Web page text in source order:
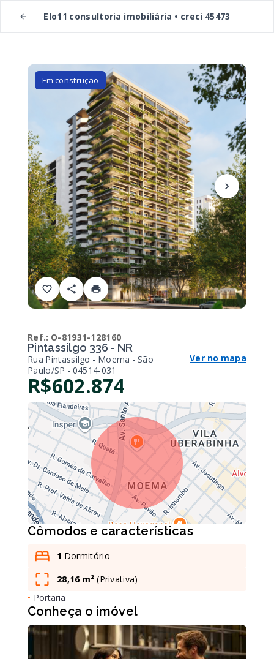
Elo11 consultoria imobiliária • creci 45473
Em construção
Ref.: O-81931-128160
Pintassilgo 336 - NR
Rua Pintassilgo - Moema - São
Paulo/SP - 04514-031
Ver no mapa
R$602.874
Cômodos e características
1 Dormitório
28,16 m² (Privativa)
• Portaria
Conheça o imóvel